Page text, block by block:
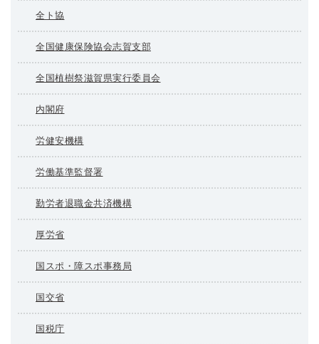
全ト協
全国健康保険協会志賀支部
全国植樹祭滋賀県実行委員会
内閣府
労健安機構
労働基準監督署
勤労者退職金共済機構
厚労省
国スポ・障スポ事務局
国交省
国税庁